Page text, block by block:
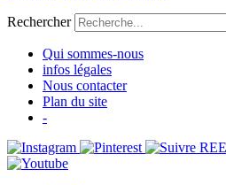
Rechercher
Qui sommes-nous
infos légales
Nous contacter
Plan du site
-